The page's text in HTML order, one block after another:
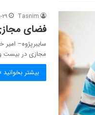
Tasnim
فضای
سایبرپژوه–
مجازی در بیست
بیشتر بخوانید